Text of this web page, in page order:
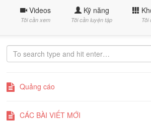
Videos
Tôi cần xem
Kỹ năng
Tôi cần luyện tập Tôi
Quảng cáo
CÁC BÀI VIẾT MỚI